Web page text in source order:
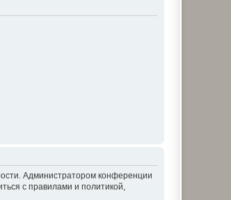
Администратором конференции
с правилами и политикой,